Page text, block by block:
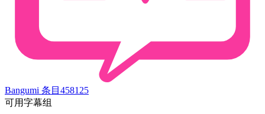
Bangumi 条目 458125
可用字幕组